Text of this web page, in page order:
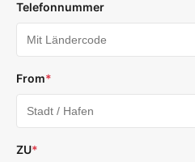
Telefonnummer
From*
ZU*